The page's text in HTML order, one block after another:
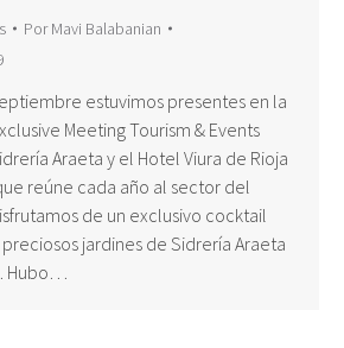
PorMavi Balabanian
estuvimos presentes en la
Meeting Tourism & Events
Araeta y el Hotel Viura de Rioja
reúne cada año al sector del
de un exclusivo cocktail
jardines de Sidrería Araeta
Hubo…